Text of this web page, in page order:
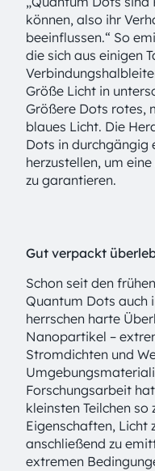
können, also ihr
beeinflussen.“ So
die sich aus einigen
Größe Licht in
Größere Dots rotes,
blaues Licht. Die
Dots in durchgängig
herzustellen, um
zu garantieren.
Gut verpackt
Schon seit den
Quantum Dots auch
herrschen harte
Nanopartikel –
Stromdichten und
Forschungsarbeit
kleinsten Teilchen so
Eigenschaften, Licht
anschließend zu
extremen